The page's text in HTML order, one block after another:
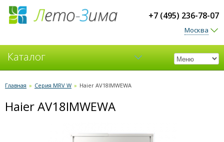
+7 (495) 236-78-07
Москва
Каталог
Кондиционеры
Вентиляция
Главная » Серия MRV W » Haier AV18IMWEWA
Haier AV18IMWEWA